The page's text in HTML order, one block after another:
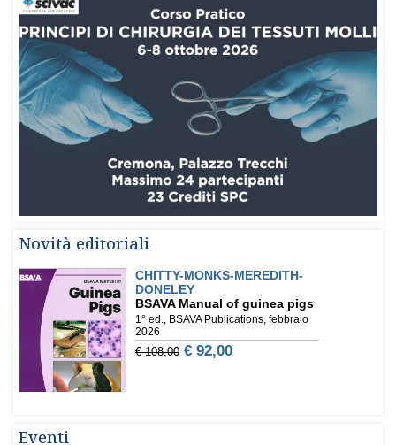
Novità editoriali
Eventi